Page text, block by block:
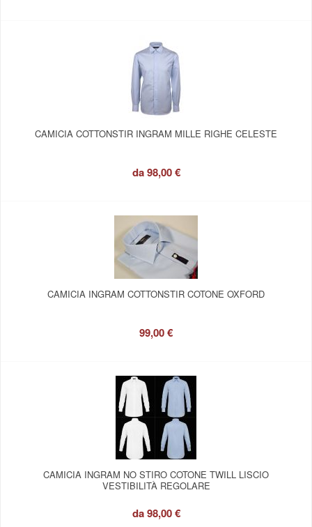
CAMICIA COTTONSTIR INGRAM MILLE RIGHE CELESTE
da98,00 €
CAMICIA INGRAM COTTONSTIR COTONE OXFORD
99,00 €
CAMICIA INGRAM NO STIRO COTONE TWILL LISCIO
VESTIBILITÀ REGOLARE
da98,00 €